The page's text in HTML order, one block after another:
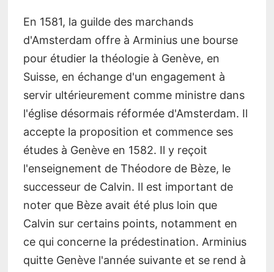
En 1581, la guilde des marchands
d'Amsterdam offre à Arminius une bourse
pour étudier la théologie à Genève, en
Suisse, en échange d'un engagement à
servir ultérieurement comme ministre dans
l'église désormais réformée d'Amsterdam. Il
accepte la proposition et commence ses
études à Genève en 1582. Il y reçoit
l'enseignement de Théodore de Bèze, le
successeur de Calvin. Il est important de
noter que Bèze avait été plus loin que
Calvin sur certains points, notamment en
ce qui concerne la prédestination. Arminius
quitte Genève l'année suivante et se rend à